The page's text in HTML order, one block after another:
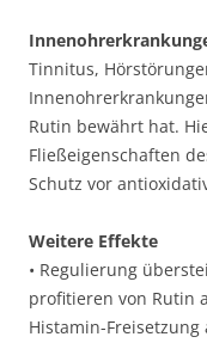
Tinnitus,
Rutin bewährt hat.
Fließeigenschaften
Schutz vor
Weitere Effekte
• Regulierung
profitieren von Rutin
Histamin-